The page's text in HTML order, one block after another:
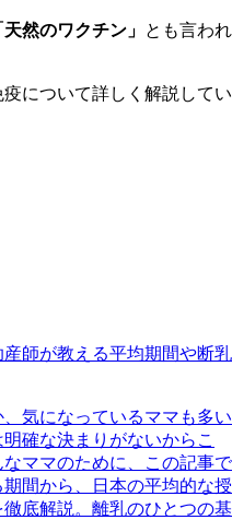
然のワクチン」 とも言われ
について詳しく解説してい
師が教える平均期間や断乳
気になっているママも多い
確な決まりがないからこ
ママのために、この記事で
間から、日本の平均的な授
底解説。離乳のひとつの基